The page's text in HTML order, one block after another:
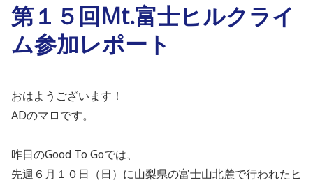
第１５回Mt.富士ヒルクライ
ム参加レポート
おはようございます！
ADのマロです。
昨日のGood To Goでは、
先週６月１０日（日）に山梨県の富士山北麓で行われたヒ